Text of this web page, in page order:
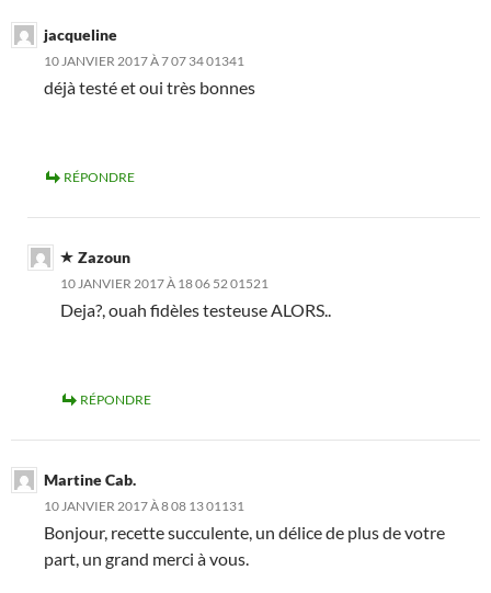
jacqueline
10 JANVIER 2017 À 7 07 34 01341
déjà testé et oui très bonnes
RÉPONDRE
Zazoun
10 JANVIER 2017 À 18 06 52 01521
Deja?, ouah fidèles testeuse ALORS..
RÉPONDRE
Martine Cab.
10 JANVIER 2017 À 8 08 13 01131
Bonjour, recette succulente, un délice de plus de votre
part, un grand merci à vous.